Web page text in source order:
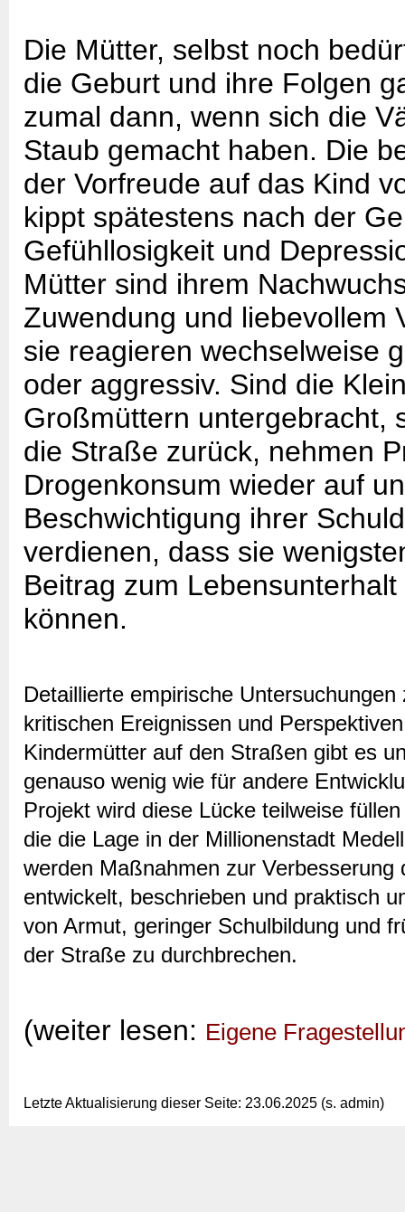
Die Mütter, selbst noch
die Geburt und ihre Folgen
zumal dann, wenn sich die
Staub gemacht haben. Die
der Vorfreude auf das Kind
kippt spätestens nach der
Gefühllosigkeit und
Mütter sind ihrem
Zuwendung und liebevollem
sie reagieren wechselweise
oder aggressiv. Sind die
Großmüttern untergebracht,
die Straße zurück, nehmen
Drogenkonsum wieder auf
Beschwichtigung ihrer
verdienen, dass sie
Beitrag zum
können.
Detaillierte empirische
kritischen Ereignissen und
Kindermütter auf den Straßen gibt es
genauso wenig wie für andere
Projekt wird diese Lücke teilweise
die die Lage in der Millionenstadt
werden Maßnahmen zur
entwickelt, beschrieben und praktisch
von Armut, geringer Schulbildung und
der Straße zu durchbrechen.
(weiter lesen: Eigene
Letzte Aktualisierung dieser Seite: 23.06.2025 (s. admin)